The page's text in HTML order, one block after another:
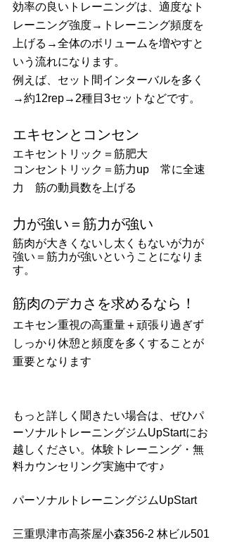
効率の良いトレーニングは、適度なト
レーニング強度→トレーニング頻度を
上げる→全体のボリュームを増やすと
いう流れになります。
例えば、セット間インターバルを多く
→約12rep→2種目3セットなどです。
エキセンとコンセン
エキセントリック＝筋肥大
コンセントリック＝筋力up　常に全速
力　筋の動員数を上げる
力が強い＝筋力が強い
筋肉が大きくないし太くもないが力が
強い＝筋力が強いということになりま
す。
筋肉のデカさを求めるなら！
エキセン重視の高重量＋頑張り過ぎず
しっかり休憩と頻度を多くすることが
重要となります
もっと詳しく聞きたい場合は、ぜひパ
ーソナルトレーニングジムUpStartにお
越しください。体験トレーニング・無
料カウンセリング実施中です♪
パーソナルトレーニングジムUpStart
三重県津市高茶屋小森356-2 林ビル501